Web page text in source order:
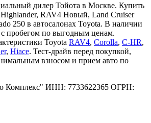
дилер Тойота в Москве. Купить
RAV4 Новый, Land Cruiser
250 в автосалонах Toyota. В наличии
пробегом по выгодным ценам.
Toyota RAV4, Corolla, C-HR,
, Hiace. Тест-драйв перед покупкой,
взносом и прием авто по
ИНН: 7733622365 ОГРН: